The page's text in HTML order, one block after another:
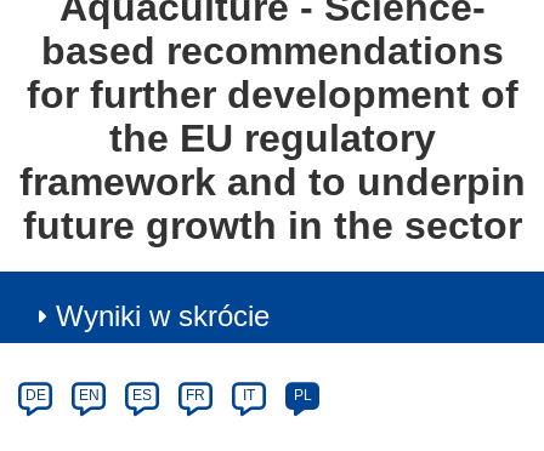
based recommendations
for further development of
the EU regulatory
framework and to underpin
future growth in the sector
Wyniki w skrócie
Category
Article
available
DE EN ES FR IT PL